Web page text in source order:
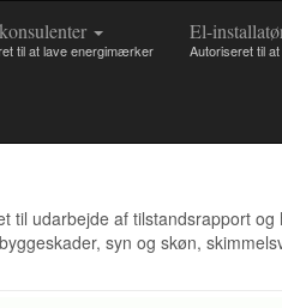
til at lave energimærker
El-
Autoriseret til
til udarbejde af tilstandsrapport
syn og skøn,